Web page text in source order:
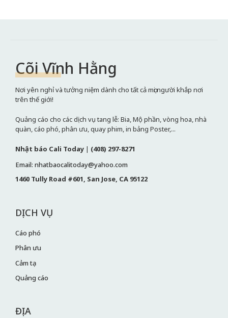
Cõi Vĩnh Hằng
Nơi yên nghỉ và tưởng niệm dành cho tất cả mọi người khắp nơi
trên thế giới!
Quảng cáo cho các dịch vụ tang lễ: Bia, Mộ phần, vòng hoa, nhà
quàn, cáo phó, phân ưu, quay phim, in bảng Poster,...
Nhật báo Cali Today | (408) 297-8271
Email: nhatbaocalitoday@yahoo.com
1460 Tully Road #601, San Jose, CA 95122
DỊCH VỤ
Cáo phó
Phân ưu
Cảm tạ
Quảng cáo
ĐỊA